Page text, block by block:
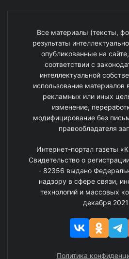
Все материалы (тексты,
результаты
опубликованные на
соответствии с
интеллектуальной
использование
рекламных или иных
изменение,
модифицирование без
правообладателя
Интернет-портал газеты
Свидетельство о
- 82356 выдано
надзору в сфере связи,
технологий и массовых
декабря 2021
Политика